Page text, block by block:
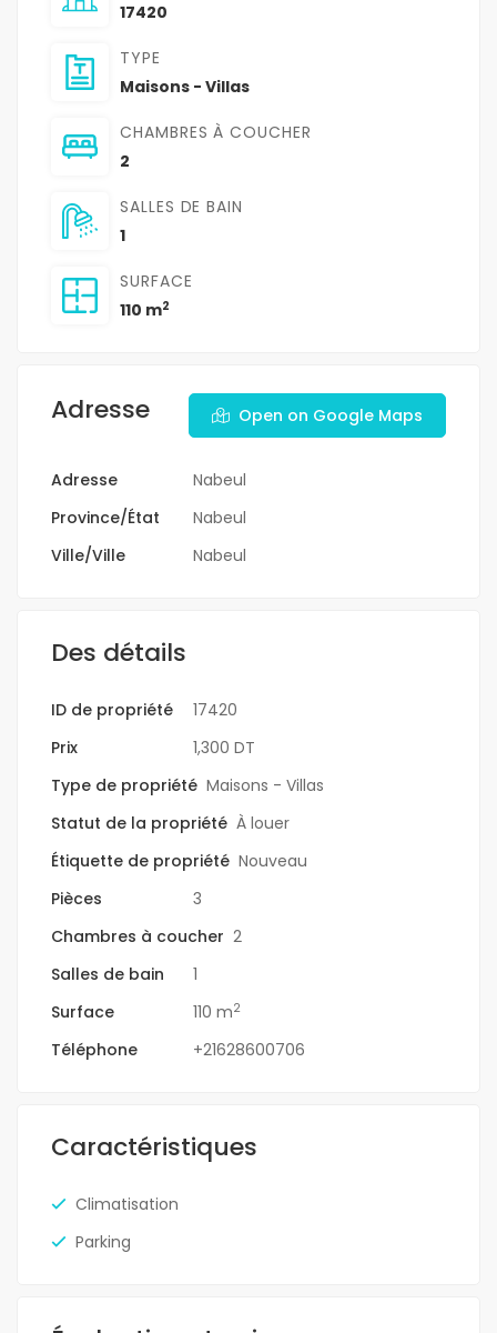
17420
TYPE
Maisons - Villas
CHAMBRES À COUCHER
2
SALLES DE BAIN
1
SURFACE
110 m2
Adresse Open on Google Maps
Adresse
Nabeul
Province/État
Nabeul
Ville/Ville
Nabeul
Des détails
ID de propriété
17420
Prix
1,300 DT
Type de propriété Maisons - Villas
Statut de la propriété À louer
Étiquette de propriété Nouveau
Pièces
3
Chambres à coucher 2
Salles de bain
1
Surface
110 m2
Téléphone +21628600706
Caractéristiques
Climatisation
Parking